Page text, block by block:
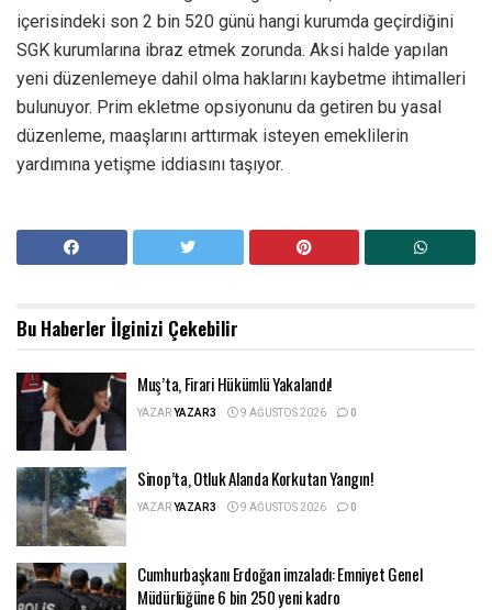
içerisindeki son 2 bin 520 günü hangi kurumda geçirdiğini
SGK kurumlarına ibraz etmek zorunda. Aksi halde yapılan
yeni düzenlemeye dahil olma haklarını kaybetme ihtimalleri
bulunuyor. Prim ekletme opsiyonunu da getiren bu yasal
düzenleme, maaşlarını arttırmak isteyen emeklilerin
yardımına yetişme iddiasını taşıyor.
Bu Haberler İlginizi Çekebilir
Muş’ta, Firari Hükümlü Yakalandı!
YAZARYAZAR3 9 AĞUSTOS 2026 0
Sinop’ta, Otluk Alanda Korkutan Yangın!
YAZARYAZAR3 9 AĞUSTOS 2026 0
Cumhurbaşkanı Erdoğan imzaladı: Emniyet Genel
Müdürlüğüne 6 bin 250 yeni kadro